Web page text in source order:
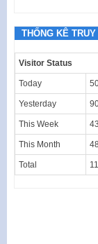
THỐNG KÊ
Visitor Status
Today
Yesterday
This Week
This Month
Total